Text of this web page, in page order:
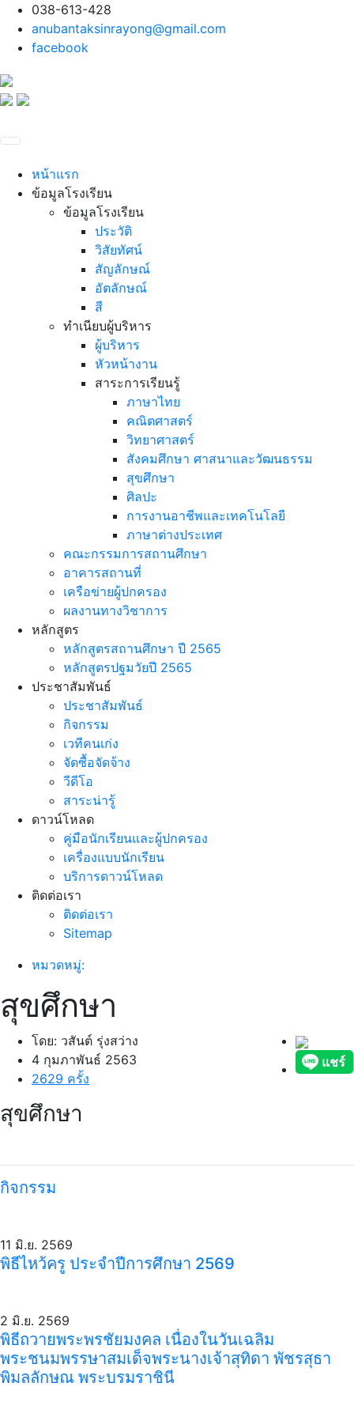
038-613-428
anubantaksinrayong@gmail.com
facebook
หน้าแรก
ข้อมูลโรงเรียน
ข้อมูลโรงเรียน
ประวัติ
วิสัยทัศน์
สัญลักษณ์
อัตลักษณ์
สี
ทำเนียบผู้บริหาร
ผู้บริหาร
หัวหน้างาน
สาระการเรียนรู้
ภาษาไทย
คณิตศาสตร์
วิทยาศาสตร์
สังคมศึกษา ศาสนาและวัฒนธรรม
สุขศึกษา
ศิลปะ
การงานอาชีพและเทคโนโลยี
ภาษาต่างประเทศ
คณะกรรมการสถานศึกษา
อาคารสถานที่
เครือข่ายผู้ปกครอง
ผลงานทางวิชาการ
หลักสูตร
หลักสูตรสถานศึกษา ปี 2565
หลักสูตรปฐมวัยปี 2565
ประชาสัมพันธ์
ประชาสัมพันธ์
กิจกรรม
เวทีคนเก่ง
จัดซื้อจัดจ้าง
วีดีโอ
สาระน่ารู้
ดาวน์โหลด
คู่มือนักเรียนและผู้ปกครอง
เครื่องแบบนักเรียน
บริการดาวน์โหลด
ติดต่อเรา
ติดต่อเรา
Sitemap
หมวดหมู่:
สุขศึกษา
โดย: วสันต์ รุ่งสว่าง
4 กุมภาพันธ์ 2563
2629 ครั้ง
สุขศึกษา
กิจกรรม
11 มิ.ย. 2569
พิธีไหว้ครู ประจำปีการศึกษา 2569
2 มิ.ย. 2569
พิธีถวายพระพรชัยมงคล เนื่องในวันเฉลิม
พระชนมพรรษาสมเด็จพระนางเจ้าสุทิดา พัชรสุธา
พิมลลักษณ พระบรมราชินี